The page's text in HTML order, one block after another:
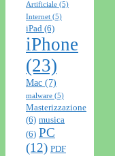
Artificiale (5)
Internet (5)
iPad (6)
iPhone
(23)
Mac (7)
malware (5)
Masterizzazione
(6) musica
(6) PC
(12) PDF